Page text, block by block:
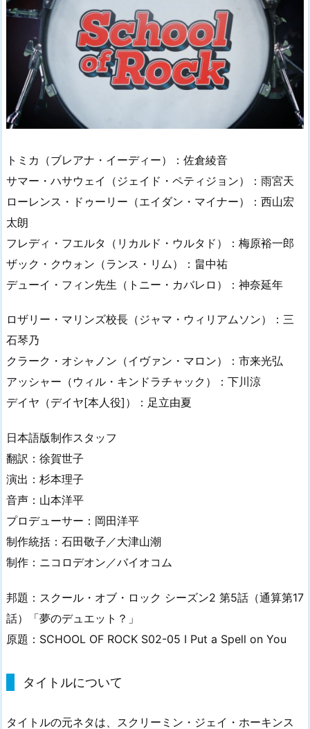
トミカ（ブレアナ・イーディー）：佐倉綾音
サマー・ハサウェイ（ジェイド・ペティジョン）：雨宮天
ローレンス・ドゥーリー（エイダン・マイナー）：西山宏
太朗
フレディ・フエルタ（リカルド・ウルタド）：梅原裕一郎
ザック・クウォン（ランス・リム）：畠中祐
デューイ・フィン先生（トニー・カバレロ）：神奈延年
ロザリー・マリンズ校長（ジャマ・ウィリアムソン）：三
石琴乃
クラーク・オシャノン（イヴァン・マロン）：市来光弘
アッシャー（ウィル・キンドラチャック）：下川涼
デイヤ（デイヤ[本人役]）：足立由夏
日本語版制作スタッフ
翻訳：徐賀世子
演出：杉本理子
音声：山本洋平
プロデューサー：岡田洋平
制作統括：石田敬子／大津山潮
制作：ニコロデオン／バイオコム
邦題：スクール・オブ・ロック シーズン2 第5話（通算第17
話）「夢のデュエット？」
原題：SCHOOL OF ROCK S02-05 I Put a Spell on You
タイトルについて
タイトルの元ネタは、スクリーミン・ジェイ・ホーキンス